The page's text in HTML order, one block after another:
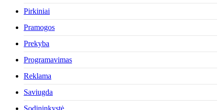
Pirkiniai
Pramogos
Prekyba
Programavimas
Reklama
Saviugda
Sodininkystė